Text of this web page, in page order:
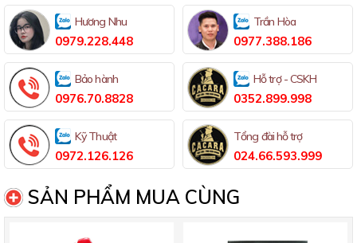
Hương Nhu
0979.228.448
Trần Hòa
0977.388.186
Bảo hành
0976.70.8828
Hỗ trợ - CSKH
0352.899.998
Kỹ Thuật
0972.126.126
Tổng đài hỗ trợ
024.66.593.999
SẢN PHẨM MUA CÙNG